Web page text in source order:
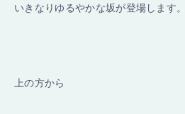
いきなりゆるやかな坂が登場します。
上の方から